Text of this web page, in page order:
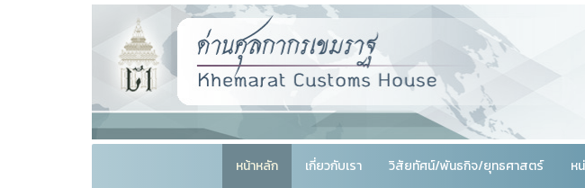
หน้าหลัก เกี่ยวกับเรา วิสัยทัศน์/พันธกิจ/ยุทธศาสตร์ ห